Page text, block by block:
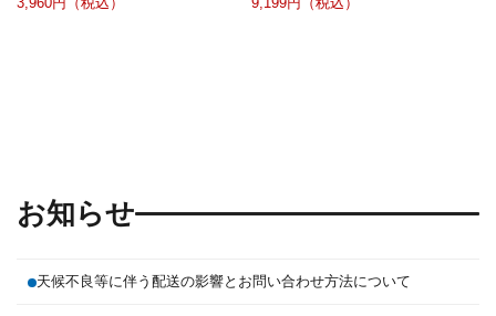
お知らせ
天候不良等に伴う配送の影響とお問い合わせ方法について